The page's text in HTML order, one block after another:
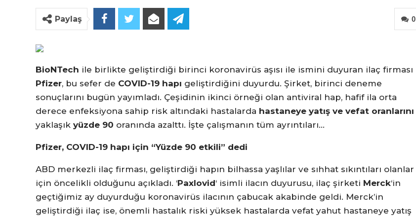
0
Paylaş
BioNTech ile birlikte geliştirdiği birinci koronavirüs aşısı ile ismini duyuran ilaç firması
Pfizer, bu sefer de COVID-19 hapı geliştirdiğini duyurdu. Şirket, birinci deneme
sonuçlarını bugün yayımladı. Çeşidinin ikinci örneği olan antiviral hap, hafif ila orta
derece enfeksiyona sahip risk altındaki hastalarda hastaneye yatış ve vefat oranlarını
yaklaşık yüzde 90 oranında azalttı. İşte çalışmanın tüm ayrıntıları…
Pfizer, COVID-19 hapı için “Yüzde 90 etkili” dedi
ABD merkezli ilaç firması, geliştirdiği hapın bilhassa yaşlılar ve sıhhat sıkıntıları olanlar
için öncelikli olduğunu açıkladı. ‘Paxlovid‘ isimli ilacın duyurusu, ilaç şirketi Merck‘in
geçtiğimiz ay duyurduğu koronavirüs ilacının çabucak akabinde geldi. Merck’in
geliştirdiği ilaç ise, önemli hastalık riski yüksek hastalarda vefat yahut hastaneye yatış